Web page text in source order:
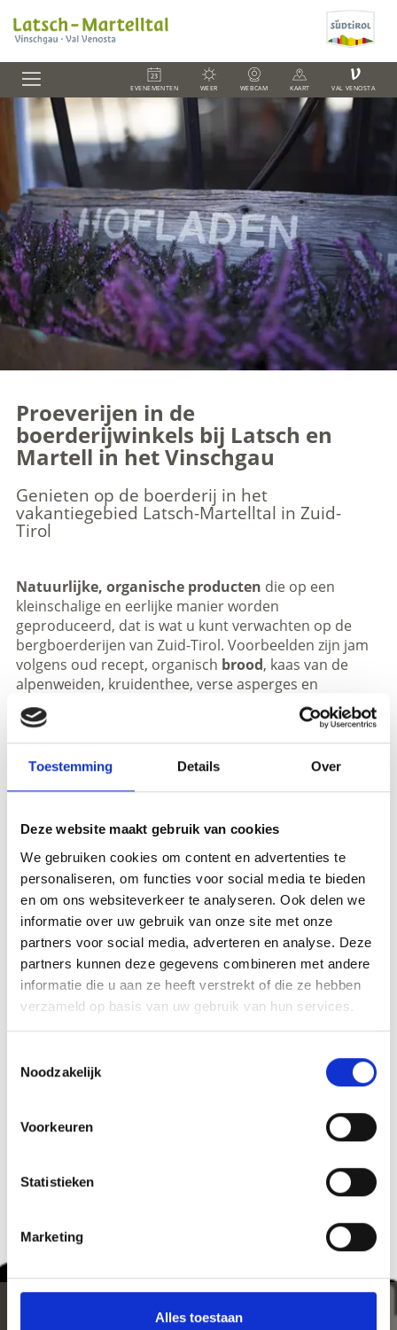
Toestemming Details Over
Deze website maakt gebruik van cookies
We gebruiken cookies om content en advertenties te
personaliseren, om functies voor social media te bieden
en om ons websiteverkeer te analyseren. Ook delen we
informatie over uw gebruik van onze site met onze
partners voor social media, adverteren en analyse. Deze
partners kunnen deze gegevens combineren met andere
informatie die u aan ze heeft verstrekt of die ze hebben
verzameld op basis van uw gebruik van hun services.
Noodzakelijk
Voorkeuren
Statistieken
Marketing
Alles toestaan
EVENEMENTEN WEER WEBCAM KAART
V
VAL VENOSTA
Proeverijen in de
boerderijwinkels bij Latsch en
Martell in het Vinschgau
Genieten op de boerderij in het
vakantiegebied Latsch-Martelltal in Zuid-
Tirol
Natuurlijke, organische producten die op een
kleinschalige en eerlijke manier worden
geproduceerd, dat is wat u kunt verwachten op de
bergboerderijen van Zuid-Tirol. Voorbeelden zijn jam
volgens oud recept, organisch brood, kaas van de
alpenweiden, kruidenthee, verse asperges en
biologische eieren.
In deze boerenwinkels wordt een breedassortiment
aan boeren- en zuivelproducten
aangeboden, zoals
kruidenthee, eersteklas fruit, fruitsappen, diverse
soorten azijn en een aantal van de beste (en
bekroonde) wijnen van Italië. Verder worden de
laatste jaren steeds meer hoogwaardige textiel-
producten verkocht, evenals strohoeden,
traditionele klompen en nog veel meer. Er hangt een
prijskaartje aan deze producten, maar ze zijn met de
hand (en veel vakmanschap) gemaakt, en gaan heel
lang mee.
Rondleidingen op de boerderijen in de
vakantiegebied Latsch-Martelltal bieden een kijkje in
leven en werk van de boeren en boerinnen (en van
hun producten!).
IN VINSCHGAU VALLEI TONEN OP KAART (DUITS)